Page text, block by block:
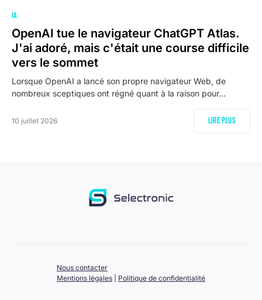
IA
OpenAI tue le navigateur ChatGPT Atlas.
J'ai adoré, mais c'était une course difficile
vers le sommet
Lorsque OpenAI a lancé son propre navigateur Web, de
nombreux sceptiques ont régné quant à la raison pour…
10 juillet 2026 Lire plus
Nous contacter
Mentions légales
Politique de confidentialité